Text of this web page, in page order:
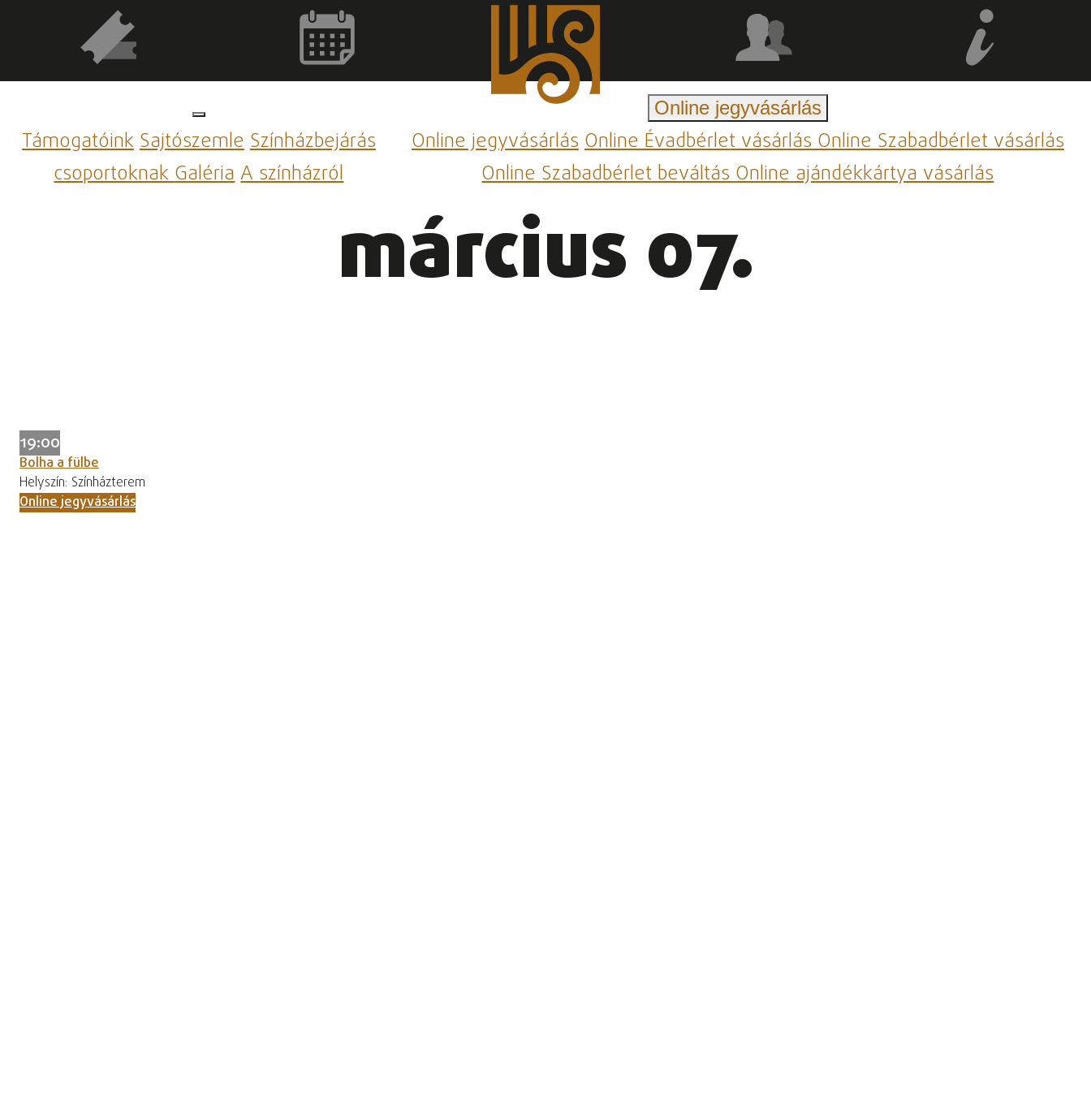
TámogatóinkSajtószemleSzínházbejárás
csoportoknakGalériaA színházról
Online jegyvásárlás
Online jegyvásárlásOnline Évadbérlet vásárlásOnline Szabadbérlet vásárlás
Online Szabadbérlet beváltásOnline ajándékkártya vásárlás
március 07.
19:00
Bolha a fülbe
Helyszín: Színházterem
Online jegyvásárlás